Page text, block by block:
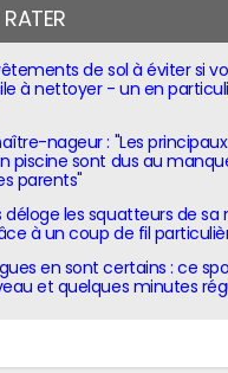
de sol à éviter si
à nettoyer - un en
nageur : "Les
piscine sont dus au
parents"
déloge les squatteurs de sa
à un coup de fil
en sont certains : ce
et quelques minutes